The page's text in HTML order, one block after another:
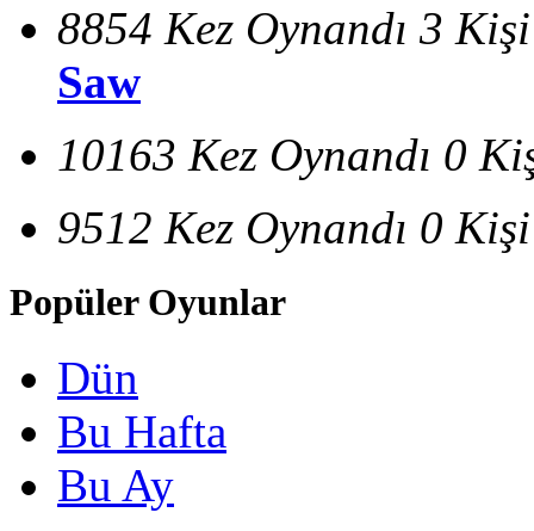
8854 Kez Oynandı 3
Saw
10163 Kez Oynandı 0
9512 Kez Oynandı 0
Popüler Oyunlar
Dün
Bu Hafta
Bu Ay